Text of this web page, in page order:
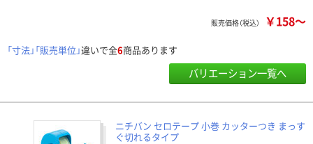
販売価格（税込） ￥158～
「寸法」「販売単位」違いで全6商品あります
バリエーション一覧へ
ニチバン セロテープ 小巻 カッターつき まっす
ぐ切れるタイプ